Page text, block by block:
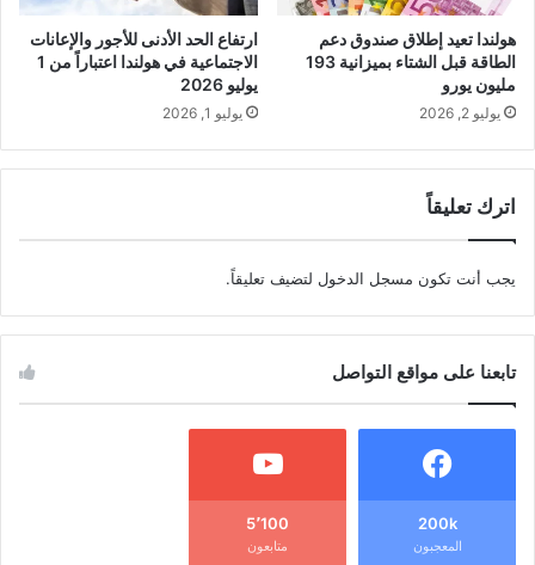
هولندا تعيد إطلاق صندوق دعم
الطاقة قبل الشتاء بميزانية 193
مليون يورو
يوليو 2, 2026
ارتفاع الحد الأدنى للأجور والإعانات
الاجتماعية في هولندا اعتباراً من 1
يوليو 2026
يوليو 1, 2026
اترك تعليقاً
يجب أنت تكون مسجل الدخول لتضيف تعليقاً.
تابعنا على مواقع التواصل
200k
المعجبون
5٬100
متابعون